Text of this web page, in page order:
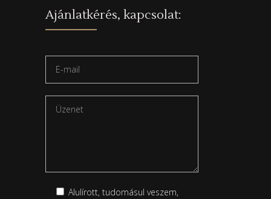
Ajánlatkérés, kapcsolat:
Alulírott, tudomásul veszem,